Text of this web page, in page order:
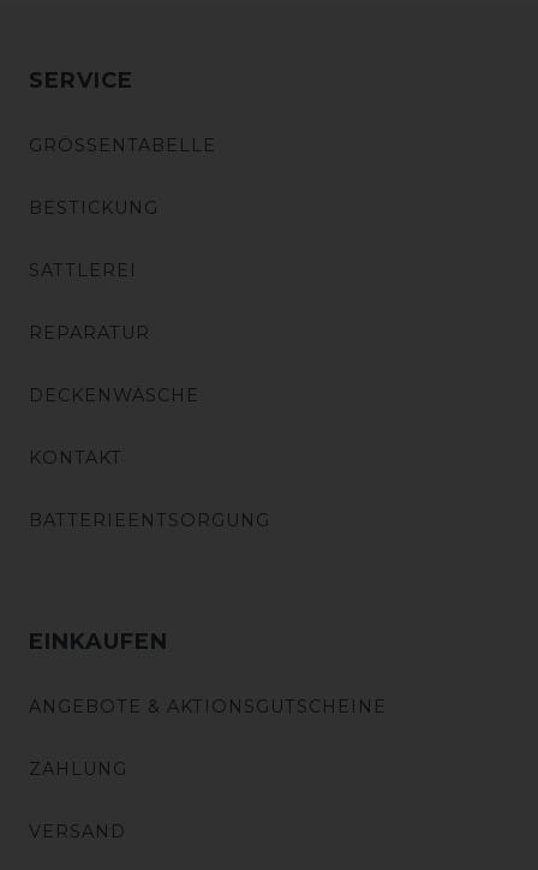
SERVICE
GRÖSSENTABELLE
BESTICKUNG
SATTLEREI
REPARATUR
DECKENWÄSCHE
KONTAKT
BATTERIEENTSORGUNG
EINKAUFEN
ANGEBOTE & AKTIONSGUTSCHEINE
ZAHLUNG
VERSAND